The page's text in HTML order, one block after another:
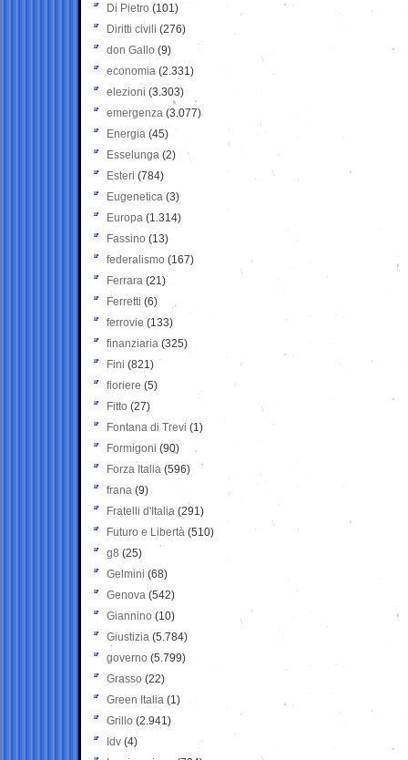
Di Pietro (101)
Diritti civili (276)
don Gallo (9)
economia (2.331)
elezioni (3.303)
emergenza (3.077)
Energia (45)
Esselunga (2)
Esteri (784)
Eugenetica (3)
Europa (1.314)
Fassino (13)
federalismo (167)
Ferrara (21)
Ferretti (6)
ferrovie (133)
finanziaria (325)
Fini (821)
fioriere (5)
Fitto (27)
Fontana di Trevi (1)
Formigoni (90)
Forza Italia (596)
frana (9)
Fratelli d'Italia (291)
Futuro e Libertà (510)
g8 (25)
Gelmini (68)
Genova (542)
Giannino (10)
Giustizia (5.784)
governo (5.799)
Grasso (22)
Green Italia (1)
Grillo (2.941)
Idv (4)